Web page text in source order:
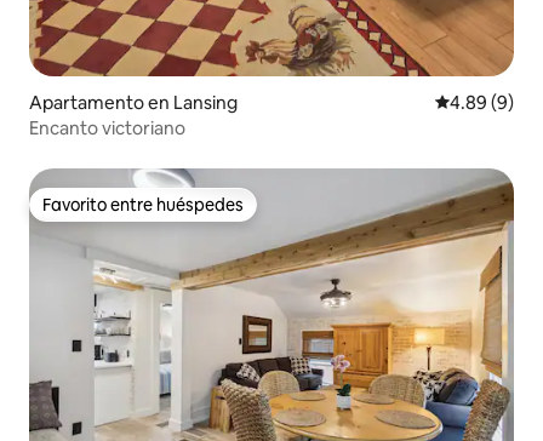
Apartamento en Lansing Calificación
4.89 (9)
Encanto victoriano
Favorito entre huéspedes
Favorito entre huéspedes